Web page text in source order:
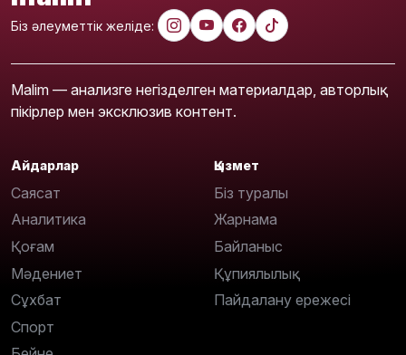
Біз әлеуметтік желіде:
Malim — анализге негізделген материалдар, авторлық
пікірлер мен эксклюзив контент.
Айдарлар
Саясат
Аналитика
Қоғам
Мәдениет
Сұхбат
Спорт
Қызмет
Біз туралы
Жарнама
Байланыс
Құпиялылық
Пайдалану ережесі